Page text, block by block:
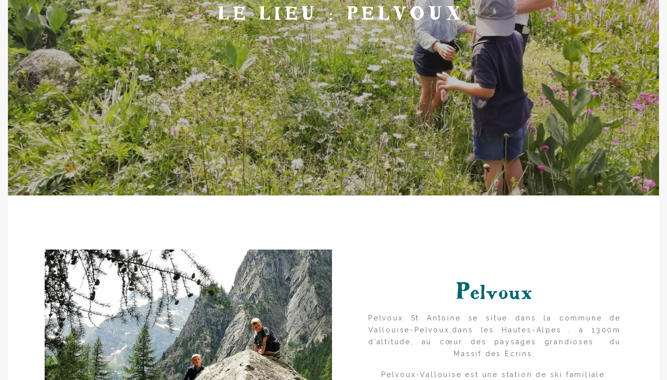
LE LIEU : PELVOUX
Pelvoux
Pelvoux St Antoine se situe dans la commune de
Vallouise-Pelvoux,dans les Hautes-Alpes , à 1300m
d’altitude, au cœur des paysages grandioses du
Massif des Ecrins.
Pelvoux-Vallouise est une station de ski familiale.